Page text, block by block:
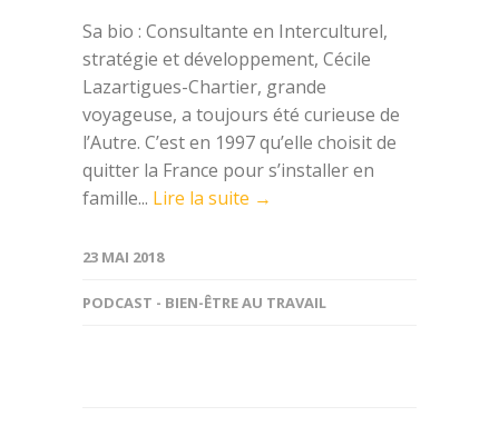
Sa bio : Consultante en Interculturel,
stratégie et développement, Cécile
Lazartigues-Chartier, grande
voyageuse, a toujours été curieuse de
l’Autre. C’est en 1997 qu’elle choisit de
quitter la France pour s’installer en
famille... Lire la suite →
23 MAI 2018
PODCAST - BIEN-ÊTRE AU TRAVAIL